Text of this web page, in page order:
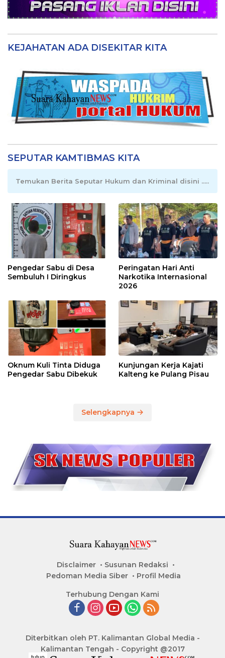
KEJAHATAN ADA DISEKITAR KITA
SEPUTAR KAMTIBMAS KITA
Temukan Berita Seputar Hukum dan Kriminal disini .....
Pengedar Sabu di Desa
Sembuluh I Diringkus
Peringatan Hari Anti
Narkotika Internasional
2026
Oknum Kuli Tinta Diduga
Pengedar Sabu Dibekuk
Kunjungan Kerja Kajati
Kalteng ke Pulang Pisau
Selengkapnya
Disclaimer
Susunan Redaksi
Pedoman Media Siber
Profil Media
Terhubung Dengan Kami
Diterbitkan oleh PT. Kalimantan Global Media -
Kalimantan Tengah - Copyright @2017